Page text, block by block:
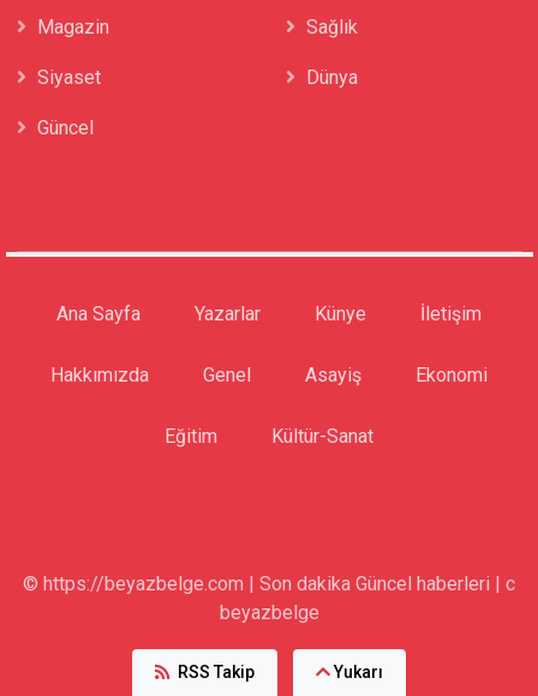
Magazin Sağlık
Siyaset Dünya
Güncel
Ana Sayfa Yazarlar Künye İletişim
Hakkımızda Genel Asayiş Ekonomi
Eğitim Kültür-Sanat
© https://beyazbelge.com | Son dakika Güncel haberleri | c
beyazbelge
RSS Takip Yukarı